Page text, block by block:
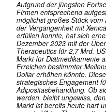
Aufgrund der jüngsten
Firmen entsprechend
möglichst großes Stück
der Vergangenheit mit
erfüllen konnte, hat sich
Dezember 2023 mit der
Therapeutics für 2,7 Mrd.
Markt für Diätmedikamente
Erreichen bestimmter
Dollar erhöhen könnte.
strategisches Engagement
Adipositasbehandlung. Ob
werden, bleibt ungewiss,
Markt ist bereits heute hart